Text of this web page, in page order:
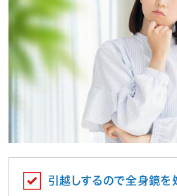
引越しするので全身鏡を